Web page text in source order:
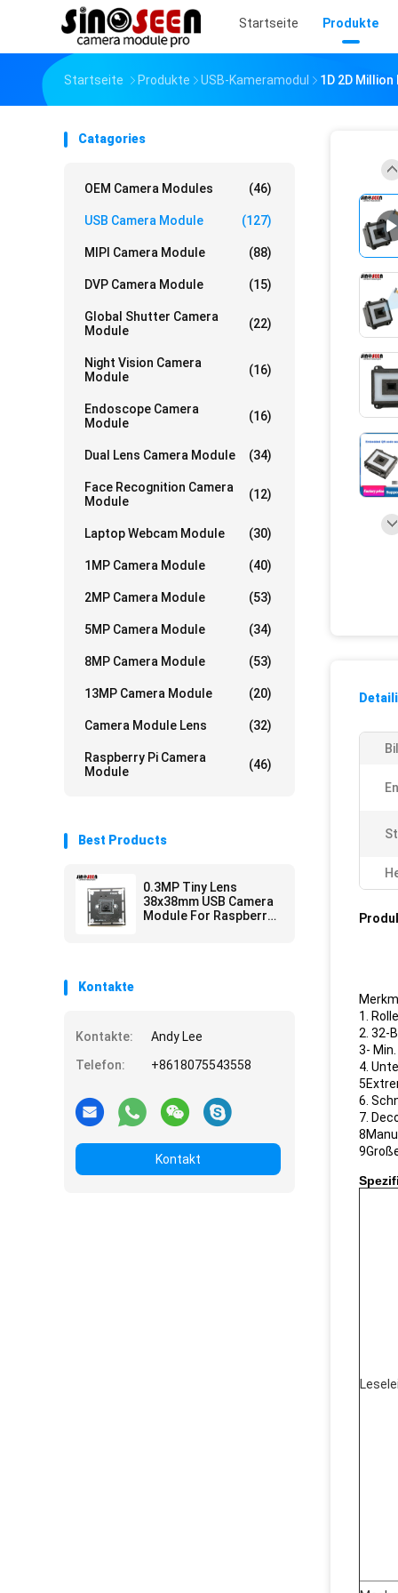
Startseite Produkte
Startseite Produkte USB-Kameramodul 1D 2D
Catagories
OEM Camera Modules (46)
USB Camera Module (127)
MIPI Camera Module (88)
DVP Camera Module (15)
Global Shutter Camera
Module
(22)
Night Vision Camera
Module
(16)
Endoscope Camera
Module
(16)
Dual Lens Camera Module (34)
Face Recognition Camera
Module
(12)
Laptop Webcam Module (30)
1MP Camera Module (40)
2MP Camera Module (53)
5MP Camera Module (34)
8MP Camera Module (53)
13MP Camera Module (20)
Camera Module Lens (32)
Raspberry Pi Camera
Module
(46)
Best Products
0.3MP Tiny Lens
38x38mm USB Camera
Module For Raspberry
Kontakte
Kontakte:
Andy Lee
Telefon:
+8618075543558
Kontakt
1.
2. 32-
3-
4.
6.
7.